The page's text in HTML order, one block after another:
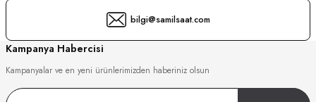
bilgi@samilsaat.com
Kampanya Habercisi
Kampanyalar ve en yeni ürünlerimizden haberiniz olsun